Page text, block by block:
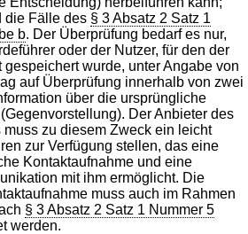
die Fälle des § 3 Absatz 2 Satz 1
b. Der Überprüfung bedarf es nur,
oder der Nutzer, für den der
gespeichert wurde, unter Angabe von
auf Überprüfung innerhalb von zwei
über die ursprüngliche
Der Anbieter des
zu diesem Zweck ein leicht
zur Verfügung stellen, das eine
Kontaktaufnahme und eine
mit ihm ermöglicht. Die
muss auch im Rahmen
§ 3 Absatz 2 Satz 1 Nummer 5
werden.